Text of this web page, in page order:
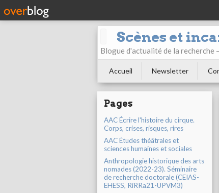
Scènes et
Blogue d'actualité de la recherche
Accueil Newsletter
Pages
AAC Écrire l'histoire du cirque.
Corps, crises, risques, rires
AAC Études théâtrales et
sciences humaines et sociales
Anthropologie historique des arts
nomades (2022-23). Séminaire
de recherche doctorale (CEIAS-
EHESS, RiRRa21-UPVM3)